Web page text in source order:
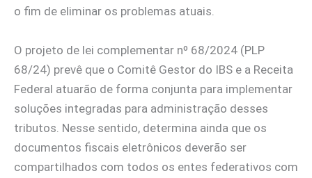
o fim de eliminar os problemas atuais.
O projeto de lei complementar nº 68/2024 (PLP
68/24) prevê que o Comitê Gestor do IBS e a Receita
Federal atuarão de forma conjunta para implementar
soluções integradas para administração desses
tributos. Nesse sentido, determina ainda que os
documentos fiscais eletrônicos deverão ser
compartilhados com todos os entes federativos com